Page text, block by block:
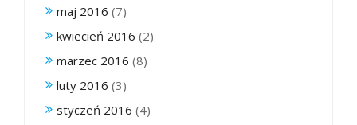
maj 2016 (7)
kwiecień 2016 (2)
marzec 2016 (8)
luty 2016 (3)
styczeń 2016 (4)